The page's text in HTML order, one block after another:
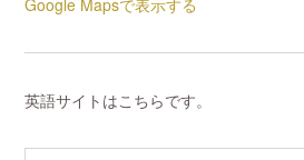
英語サイトはこちらです。